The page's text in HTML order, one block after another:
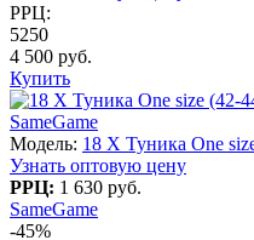
РРЦ:
5250
4 500 руб.
Купить
SameGame
Модель: 18 X Туника One
Узнать оптовую цену
РРЦ: 1 630 руб.
SameGame
-45%